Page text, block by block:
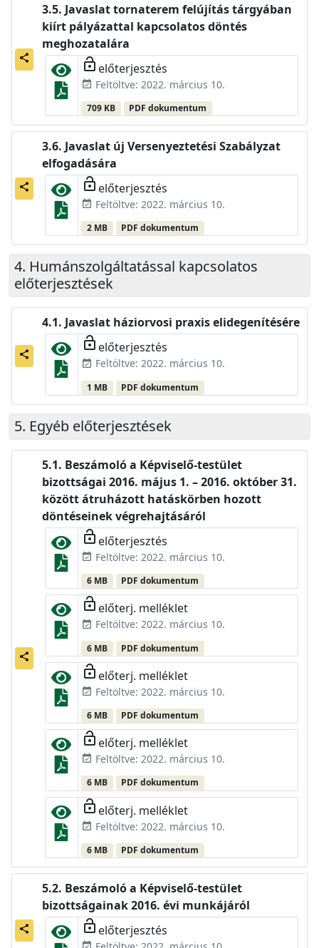
share
Javaslat tornaterem felújítás tárgyában
kiírt pályázattal kapcsolatos döntés
meghozatalára
lock_open előterjesztés
event_available Feltöltve: 2022. március 10.
709 KB PDF dokumentum
share
Javaslat új Versenyeztetési Szabályzat
elfogadására
lock_open előterjesztés
event_available Feltöltve: 2022. március 10.
2 MB PDF dokumentum
Humánszolgáltatással kapcsolatos
előterjesztések
share
Javaslat háziorvosi praxis elidegenítésére
lock_open előterjesztés
event_available Feltöltve: 2022. március 10.
1 MB PDF dokumentum
Egyéb előterjesztések
share
Beszámoló a Képviselő-testület
bizottságai 2016. május 1. – 2016. október 31.
között átruházott hatáskörben hozott
döntéseinek végrehajtásáról
lock_open előterjesztés
event_available Feltöltve: 2022. március 10.
6 MB PDF dokumentum
lock_open előterj. melléklet
event_available Feltöltve: 2022. március 10.
6 MB PDF dokumentum
lock_open előterj. melléklet
event_available Feltöltve: 2022. március 10.
6 MB PDF dokumentum
lock_open előterj. melléklet
event_available Feltöltve: 2022. március 10.
6 MB PDF dokumentum
lock_open előterj. melléklet
event_available Feltöltve: 2022. március 10.
6 MB PDF dokumentum
share
Beszámoló a Képviselő-testület
bizottságainak 2016. évi munkájáról
lock_open előterjesztés